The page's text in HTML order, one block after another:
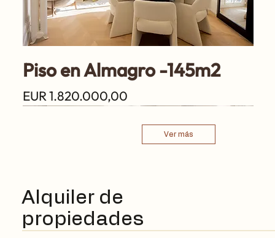
Piso en Almagro -145m2
Precio
EUR 1.820.000,00
Ver más
Alquiler de
propiedades